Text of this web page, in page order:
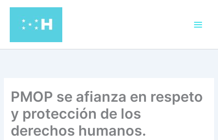
contenido
PMOP se afianza en respeto
y protección de los
derechos humanos.